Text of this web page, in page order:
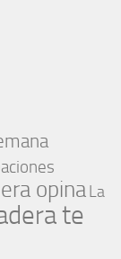
opinaLa
te